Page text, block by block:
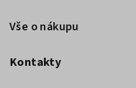
Vše o nákupu
Kontakty